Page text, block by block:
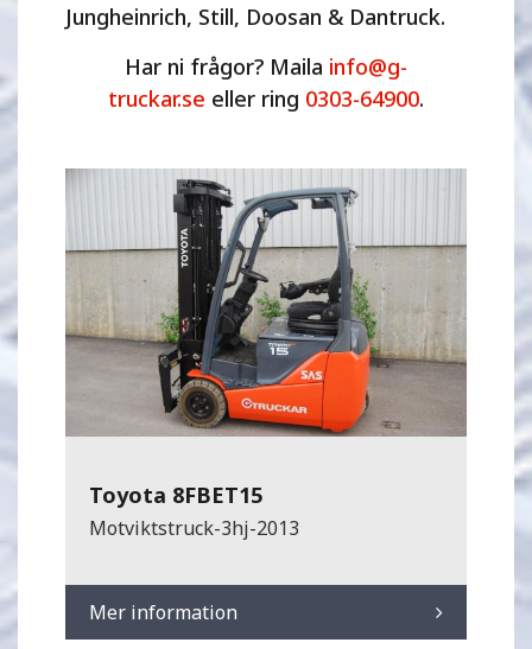
Jungheinrich, Still, Doosan & Dantruck.
Har ni frågor? Maila info@g-
truckar.se eller ring 0303-64900.
Toyota 8FBET15
Motviktstruck-3hj-2013
Mer information